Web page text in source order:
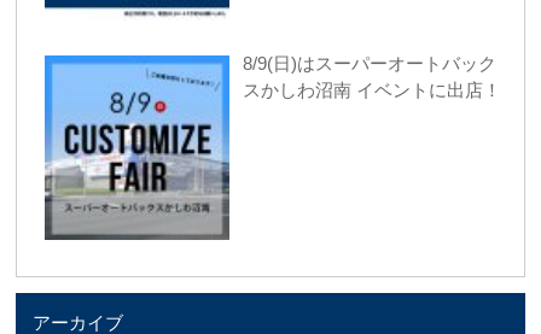
8/9(日)はスーパーオートバック
スかしわ沼南 イベントに出店！
アーカイブ